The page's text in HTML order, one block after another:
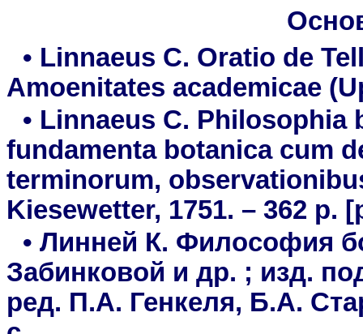
• Linnaeus C. Oratio de
Amoenitates academicae
• Linnaeus C.
fundamenta botanica cum
terminorum,
Kiesewetter, 1751. – 362 p. [
• Линней К. Философия
Забинковой и др. ; изд.
ред. П.А. Генкеля, Б.А.